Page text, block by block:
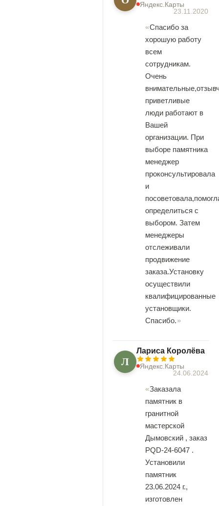
Яндекс.Карты
23.11.2020
Спасибо за
хорошую работу
всем
сотрудникам.
Очень
приветливые
люди работают в
Вашей
организации. При
выборе памятника
менеджер
проконсультировала
и
определиться с
выбором. Затем
менеджеры
отслеживали
продвижение
заказа.Установку
осуществили
квалифицированные
установщики.
Спасибо.
Л
Лариса Королёва
Яндекс.Карты
24.06.2024
Заказала
памятник в
гранитной
мастерской
Дымовский , заказ
PQD-24-6047 .
Установили
памятник
23.06.2024 г.,
изготовлен